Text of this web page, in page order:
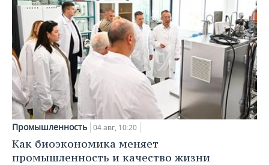
Промышленность 04 авг, 10:20
Как биоэкономика меняет
промышленность и качество жизни